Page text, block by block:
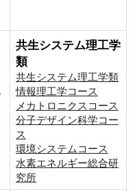
共生システム理工学
類
共生システム理工学類
情報理工学コース
メカトロニクスコース
分子デザイン科学コー
ス
環境システムコース
⽔素エネルギー総合研
究所